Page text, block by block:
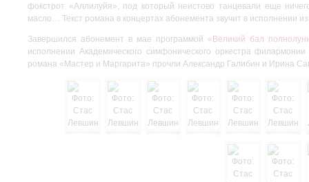
фокстрот «Аллилуйя», под который неистово танцевали еще
масло… Текст романа в концертах абонемента звучит в исполнении
Завершился абонемент в мае программой «Великий бал
исполнении Академического симфонического оркестра
романа «Мастер и Маргарита» прочли Александр Галибин и Ирина